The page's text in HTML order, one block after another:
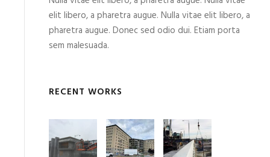
elit libero, a pharetra augue. Nulla vitae elit libero, a
pharetra augue. Donec sed odio dui. Etiam porta
sem malesuada.
RECENT WORKS